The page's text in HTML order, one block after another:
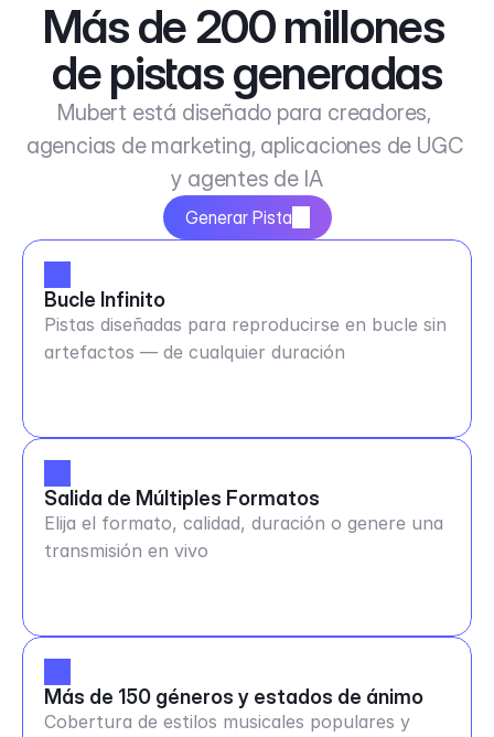
Más de 200 millones
de pistas generadas
Mubert está diseñado para creadores,
agencias de marketing, aplicaciones de UGC
y agentes de IA
Generar Pista
Bucle Infinito
Pistas diseñadas para reproducirse en bucle sin
artefactos — de cualquier duración
Salida de Múltiples Formatos
Elija el formato, calidad, duración o genere una
transmisión en vivo
Más de 150 géneros y estados de ánimo
Cobertura de estilos musicales populares y